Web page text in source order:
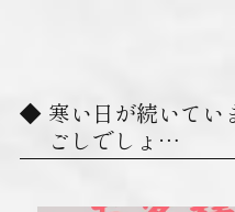
寒い日が続いてい
ごしでしょ…